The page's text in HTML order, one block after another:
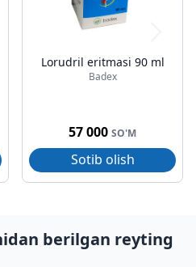
Lorudril eritmasi 90 ml
Badex
57 000 SO'M
Sotib olish
berilgan reyting